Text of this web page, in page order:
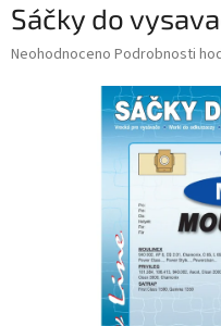
Sáčky do
Průměrné
Neohodnoceno Podrobnosti